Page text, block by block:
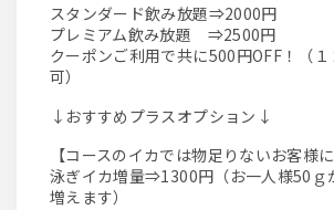
スタンダード飲み放題⇒2000円
プレミアム飲み放題 ⇒2500円
クーポンご利用で共に500円OFF！（
可）
↓おすすめプラスオプション↓
【コースのイカでは物足りないお客様
泳ぎイカ増量⇒1300円（お一人様50ｇ
増えます）